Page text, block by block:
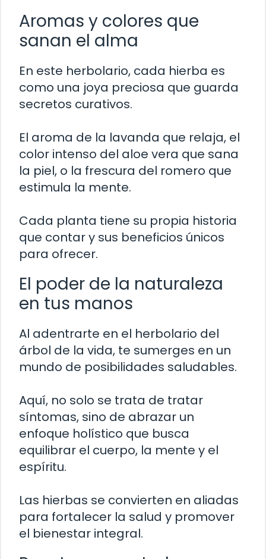
Aromas y colores que
sanan el alma
En este herbolario, cada hierba es
como una joya preciosa que guarda
secretos curativos.
El aroma de la lavanda que relaja, el
color intenso del aloe vera que sana
la piel, o la frescura del romero que
estimula la mente.
Cada planta tiene su propia historia
que contar y sus beneficios únicos
para ofrecer.
El poder de la naturaleza
en tus manos
Al adentrarte en el herbolario del
árbol de la vida, te sumerges en un
mundo de posibilidades saludables.
Aquí, no solo se trata de tratar
síntomas, sino de abrazar un
enfoque holístico que busca
equilibrar el cuerpo, la mente y el
espíritu.
Las hierbas se convierten en aliadas
para fortalecer la salud y promover
el bienestar integral.